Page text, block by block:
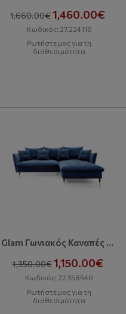
1,660.00€1,460.00€
Κωδικός: 27.224116
Ρωτήστε μας για τη
διαθεσιμότητα
Glam Γωνιακός Καναπές Με Κρεβάτι Και Αποθηκευτικό Χώρο
1,350.00€ 1,150.00€
Κωδικός: 27.358540
Ρωτήστε μας για τη
διαθεσιμότητα